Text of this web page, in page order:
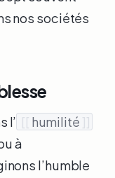
nos sociétés
l’ [[ humilité ]]
à
l’humble